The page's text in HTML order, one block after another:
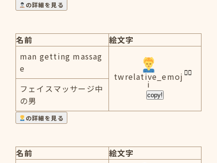
の詳細を見る
名前
絵文字
man getting massag
e
twrelative_emoj
i
copy!
フェイスマッサージ中
の男
の詳細を見る
名前
絵文字